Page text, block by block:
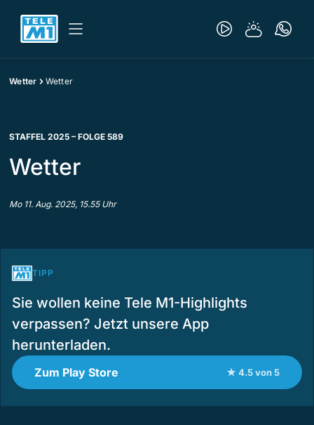
Wetter Wetter
STAFFEL 2025 – FOLGE 589
Wetter
Mo 11. Aug. 2025, 15.55 Uhr
TIPP
Sie wollen keine Tele M1-Highlights
verpassen? Jetzt unsere App
herunterladen.
Zum Play Store ★ 4.5 von 5